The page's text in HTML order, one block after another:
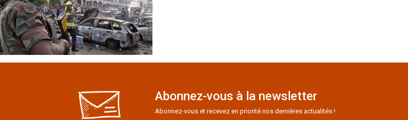
Abonnez-vous à la newsletter
Abonnez-vous et recevez en priorité nos dernières actualités !